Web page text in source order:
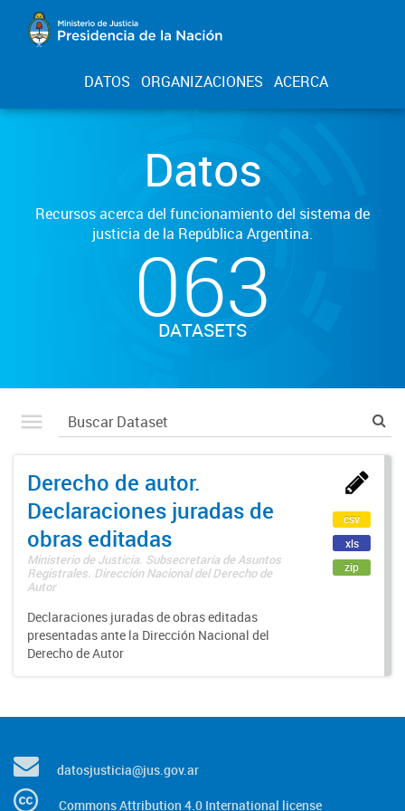
DATOS ORGANIZACIONES ACERCA
Datos
Recursos acerca del funcionamiento del sistema de
justicia de la República Argentina.
063
DATASETS
Derecho de autor.
Declaraciones juradas de
obras editadas
Ministerio de Justicia. Subsecretaría de Asuntos
Registrales. Dirección Nacional del Derecho de
Autor
Declaraciones juradas de obras editadas
presentadas ante la Dirección Nacional del
Derecho de Autor
csv
xls
zip
datosjusticia@jus.gov.ar
Commons Attribution 4.0 International license